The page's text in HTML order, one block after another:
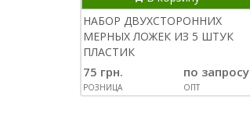
НАБОР ДВУХСТОРОННИХ
МЕРНЫХ ЛОЖЕК ИЗ 5 ШТУК
ПЛАСТИК
75 грн.
РОЗНИЦА
по запросу
ОПТ